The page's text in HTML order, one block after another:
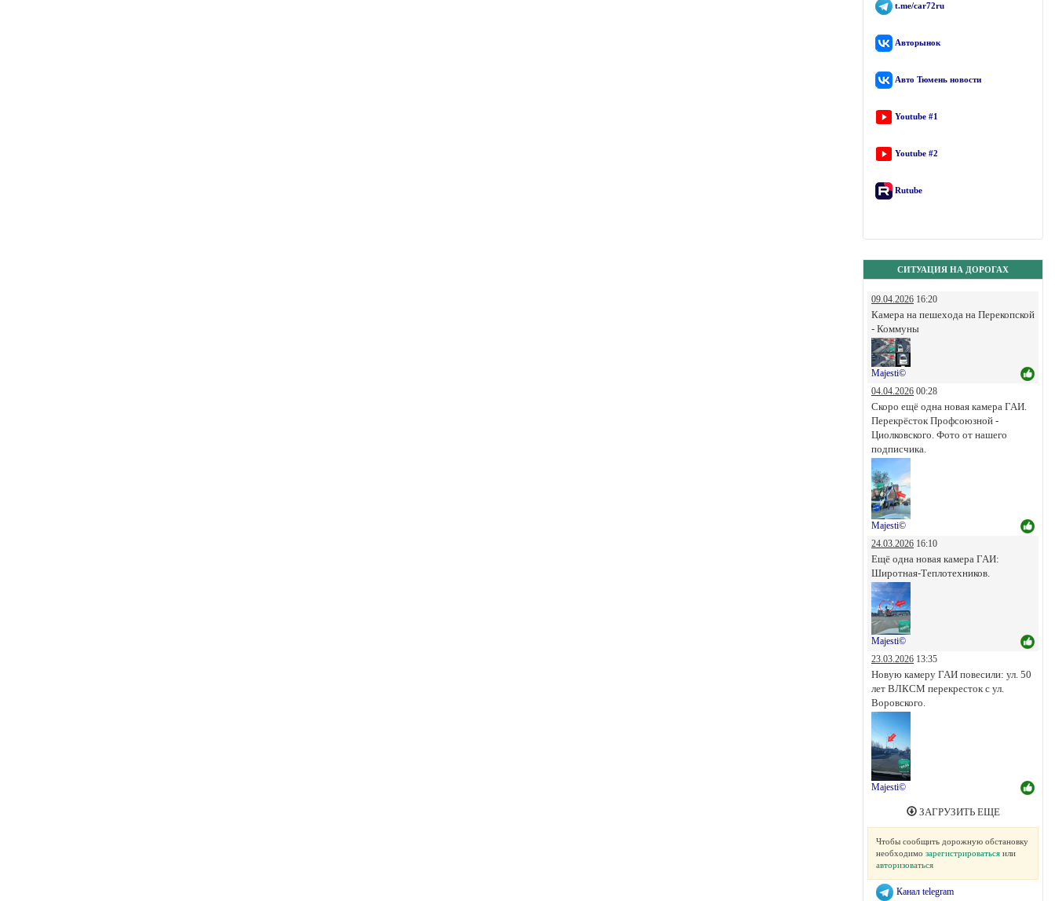
t.me/car72ru
Авторынок
Авто Тюмень новости
Youtube #1
Youtube #2
Rutube
СИТУАЦИЯ НА ДОРОГАХ
09.04.2026 16:20
Камера на пешехода на Перекопской
- Коммуны
Majesti©
04.04.2026 00:28
Скоро ещё одна новая камера ГАИ.
Перекрёсток Профсоюзной -
Циолковского. Фото от нашего
подписчика.
Majesti©
24.03.2026 16:10
Ещё одна новая камера ГАИ:
Широтная-Теплотехников.
Majesti©
23.03.2026 13:35
Новую камеру ГАИ повесили: ул. 50
лет ВЛКСМ перекресток с ул.
Воровского.
Majesti©
ЗАГРУЗИТЬ ЕЩЕ
Чтобы сообщить дорожную обстановку
необходимо зарегистрироваться или
авторизоваться
Канал telegram